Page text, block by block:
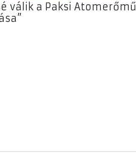
válik a Paksi Atomerőmű